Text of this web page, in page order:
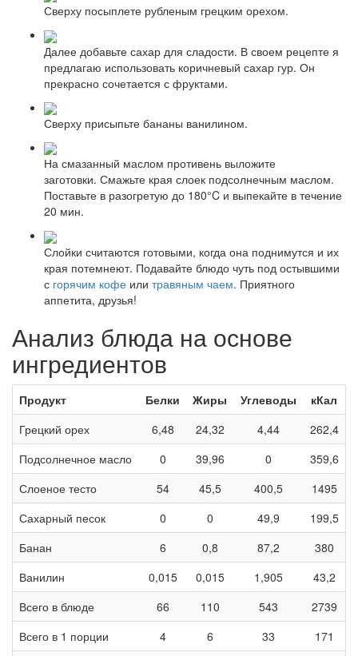
Сверху посыплете рубленым грецким орехом.
Далее добавьте сахар для сладости. В своем рецепте я
предлагаю использовать коричневый сахар гур. Он
прекрасно сочетается с фруктами.
Сверху присыпьте бананы ванилином.
На смазанный маслом противень выложите
заготовки. Смажьте края слоек подсолнечным маслом.
Поставьте в разогретую до 180°C и выпекайте в течение
20 мин.
Слойки считаются готовыми, когда она поднимутся и их
края потемнеют. Подавайте блюдо чуть под остывшими
с горячим кофе или травяным чаем. Приятного
аппетита, друзья!
Анализ блюда на основе
ингредиентов
Продукт Белки Жиры Углеводы
кКал
Грецкий орех
6,48 24,32 4,44
262,4
Подсолнечное масло
0 39,96 0
359,6
Слоеное тесто
54 45,5 400,5
1495
Сахарный песок
0 0 49,9
199,5
Банан
6 0,8 87,2
380
Ванилин
0,015 0,015 1,905
43,2
Всего в блюде
66 110 543
2739
Всего в 1 порции
4 6 33
171